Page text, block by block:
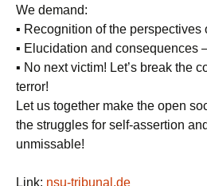
We demand:
▪ Recognition of the perspectives
▪ Elucidation and consequences
▪ No next victim! Let’s break the
terror!
Let us together make the open
the struggles for self-assertion
unmissable!
Link: nsu-tribunal.de